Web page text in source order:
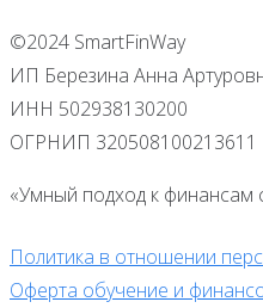
©2024 SmartFinWay
ИП Березина Анна
ИНН 502938130200
ОГРНИП 320508100213611
«Умный подход к финансам
Политика в отношении
Оферта обучение и